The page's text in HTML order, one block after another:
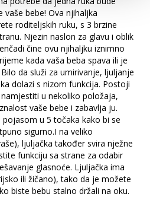
bebe! Ova njihaljka
roditeljskih ruku, s 3 brzine
Njezin naslon za glavu i oblik
čine ovu njihaljku iznimno
kada vaša beba spava ili je
da služi za umirivanje, ljuljanje
dolazi s nizom funkcija. Postoji
u nekoliko položaja,
vaše bebe i zabavlja ju.
u 5 točaka kako bi se
sigurno.I na veliko
ljuljačka također svira nježne
funkciju sa strane za odabir
glasnoće. Ljuljačka ima
ili žičano), tako da je možete
biste bebu stalno držali na oku.